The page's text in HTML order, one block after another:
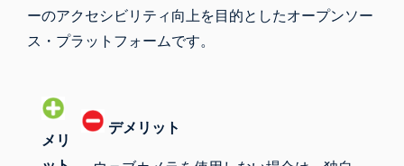
ーのアクセシビリティ向上を目的としたオープンソー
ス・プラットフォームです。
メリ
デメリット